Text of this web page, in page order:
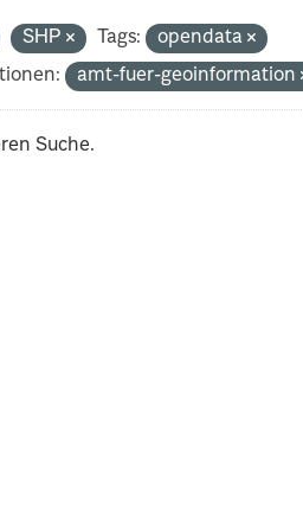
SHP Tags:
opendata
amt-fuer-geoinformation
Suche.